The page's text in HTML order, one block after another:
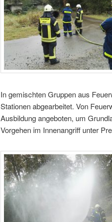
In gemischten Gruppen aus
Stationen abgearbeitet. Von
Ausbildung angeboten, um
Vorgehen im Innenangriff unter